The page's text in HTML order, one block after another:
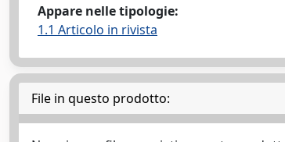
Appare nelle tipologie:
1.1 Articolo in rivista
File in questo prodotto: